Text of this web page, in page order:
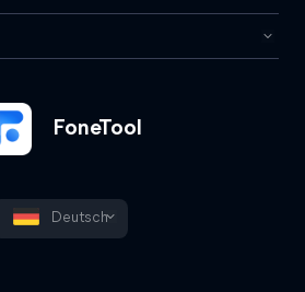
FoneTool
Deutsch